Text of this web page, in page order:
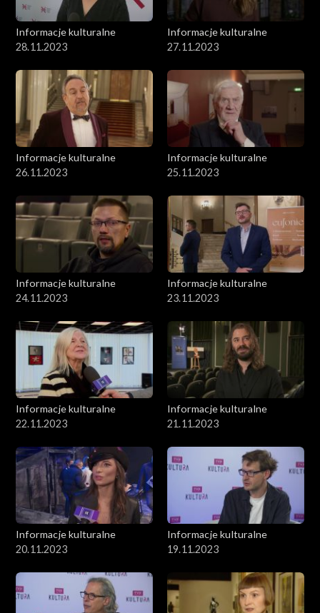
Informacje kulturalne
28.11.2023
Informacje kulturalne
27.11.2023
Informacje kulturalne
26.11.2023
Informacje kulturalne
25.11.2023
Informacje kulturalne
24.11.2023
Informacje kulturalne
23.11.2023
Informacje kulturalne
22.11.2023
Informacje kulturalne
21.11.2023
Informacje kulturalne
20.11.2023
Informacje kulturalne
19.11.2023